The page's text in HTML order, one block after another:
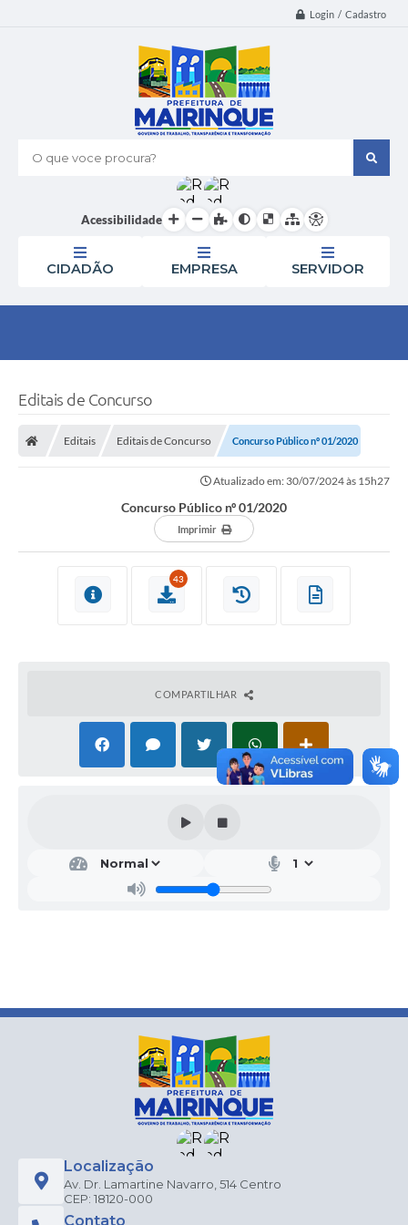
Login / Cadastro
O que voce procura?
Acessibilidade
CIDADÃO EMPRESA SERVIDOR
Editais de Concurso
Editais Editais de Concurso Concurso Público nº 01/2020
Atualizado em: 30/07/2024 às 15h27
Concurso Público nº 01/2020
Imprimir
43
COMPARTILHAR
Localização
Av. Dr. Lamartine Navarro, 514 Centro
CEP: 18120-000
Contato